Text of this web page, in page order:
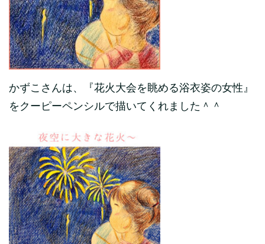
かずこさんは、『花火大会を眺める浴衣姿の女性』
をクーピーペンシルで描いてくれました＾＾